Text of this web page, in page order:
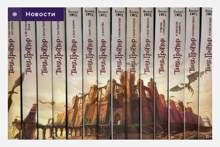
Новости